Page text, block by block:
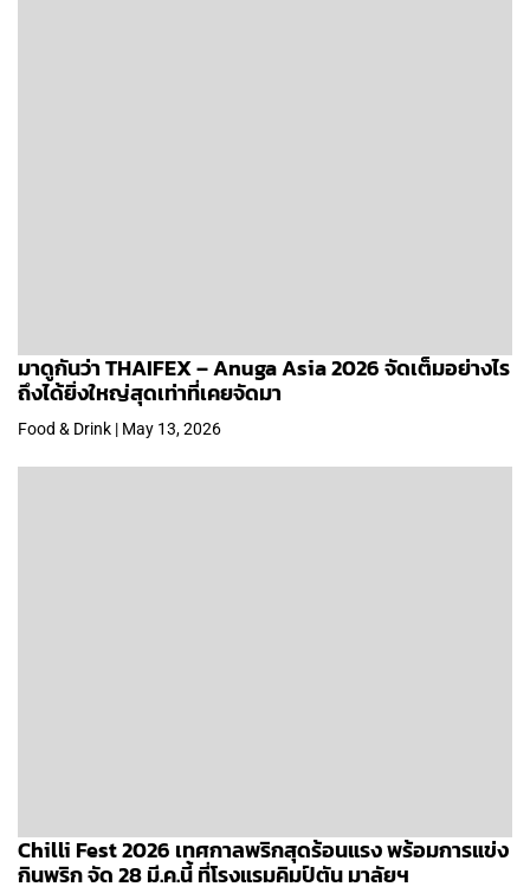
มาดูกันว่า THAIFEX – Anuga Asia 2026 จัดเต็มอย่างไร
ถึงได้ยิ่งใหญ่สุดเท่าที่เคยจัดมา
Food & Drink | May 13, 2026
Chilli Fest 2026 เทศกาลพริกสุดร้อนแรง พร้อมการแข่ง
กินพริก จัด 28 มี.ค.นี้ ที่โรงแรมคิมป์ตัน มาลัยฯ